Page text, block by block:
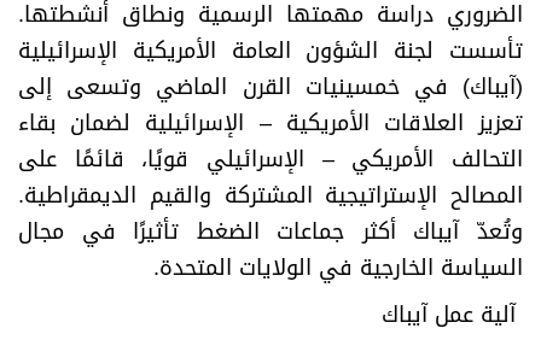
الضروري دراسة مهمتها الرسمية ونطاق أنشطتها.
تأسست لجنة الشؤون العامة الأمريكية الإسرائيلية
(آيباك) في خمسينيات القرن الماضي وتسعى إلى
تعزيز العلاقات الأمريكية – الإسرائيلية لضمان بقاء
التحالف الأمريكي – الإسرائيلي قويًا، قائمًا على
المصالح الإستراتيجية المشتركة والقيم الديمقراطية.
وتُعدّ آيباك أكثر جماعات الضغط تأثيرًا في مجال
السياسة الخارجية في الولايات المتحدة.
آلية عمل آيباك